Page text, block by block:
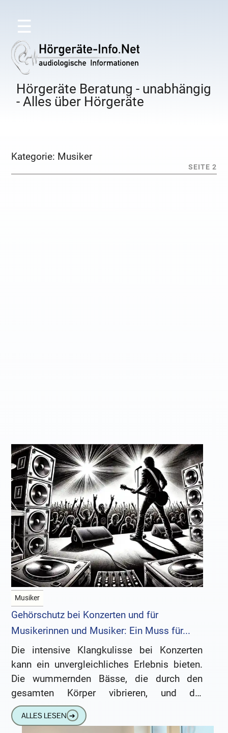
☰
Hörgeräte Beratung - unabhängig
- Alles über Hörgeräte
Kategorie: Musiker
SEITE 2
Musiker
Gehörschutz bei Konzerten und für
Musikerinnen und Musiker: Ein Muss für...
Die intensive Klangkulisse bei Konzerten
kann ein unvergleichliches Erlebnis bieten.
Die wummernden Bässe, die durch den
gesamten Körper vibrieren, und die
elektrisierende Atmosphäre machen es fast
unmöglich, still zu bleiben.
ALLES LESEN ➔